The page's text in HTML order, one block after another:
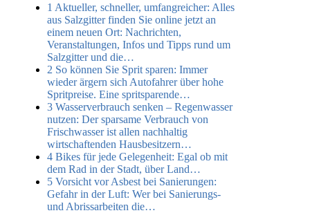
1 Aktueller, schneller, umfangreicher: Alles
aus Salzgitter finden Sie online jetzt an
einem neuen Ort: Nachrichten,
Veranstaltungen, Infos und Tipps rund um
Salzgitter und die…
2 So können Sie Sprit sparen: Immer
wieder ärgern sich Autofahrer über hohe
Spritpreise. Eine spritsparende…
3 Wasserverbrauch senken – Regenwasser
nutzen: Der sparsame Verbrauch von
Frischwasser ist allen nachhaltig
wirtschaftenden Hausbesitzern…
4 Bikes für jede Gelegenheit: Egal ob mit
dem Rad in der Stadt, über Land…
5 Vorsicht vor Asbest bei Sanierungen:
Gefahr in der Luft: Wer bei Sanierungs-
und Abrissarbeiten die…